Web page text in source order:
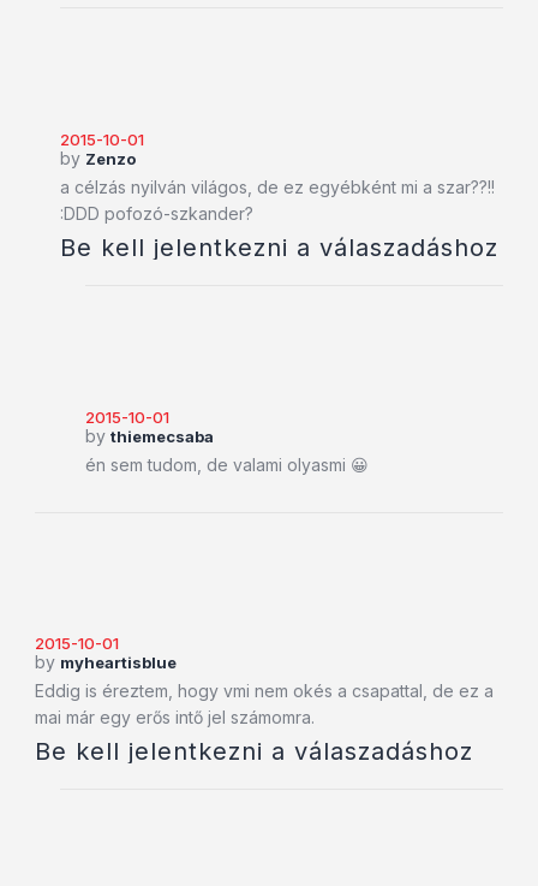
2015-10-01
by Zenzo
a célzás nyilván világos, de ez egyébként mi a szar??!!
:DDD pofozó-szkander?
Be kell jelentkezni a válaszadáshoz
2015-10-01
by thiemecsaba
én sem tudom, de valami olyasmi 😀
2015-10-01
by myheartisblue
Eddig is éreztem, hogy vmi nem okés a csapattal, de ez a
mai már egy erős intő jel számomra.
Be kell jelentkezni a válaszadáshoz